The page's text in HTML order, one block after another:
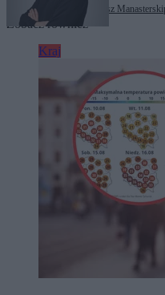
Tagi:Andrzej Duda Miłosz Manasterski
Zobacz również
Kraj